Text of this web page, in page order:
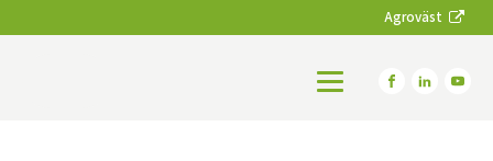
Agroväst